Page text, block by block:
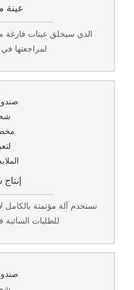
عينة
لمراجعتها في
نستخدم آلة مؤتمتة
للطلبات السائبة في